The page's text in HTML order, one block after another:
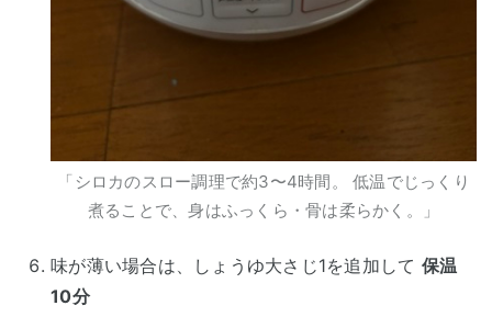
「シロカのスロー調理で約3〜4時間。 低温でじっくり
煮ることで、身はふっくら・骨は柔らかく。」
味が薄い場合は、しょうゆ大さじ1を追加して 保温
10分